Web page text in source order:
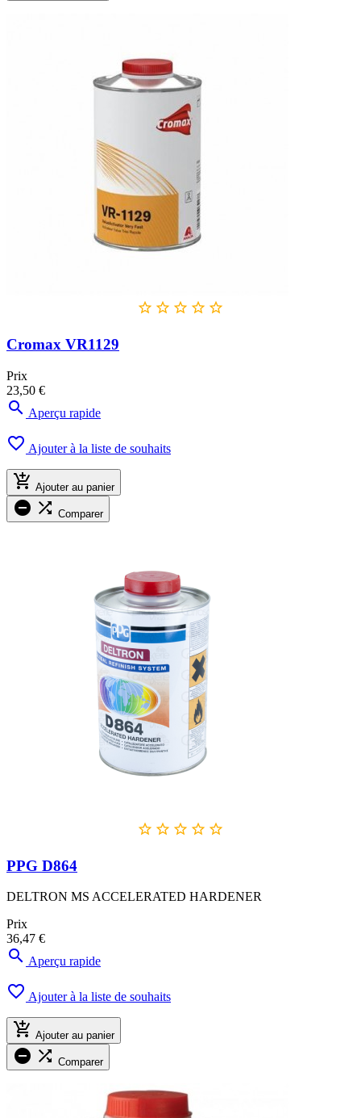
    
Cromax VR1129
Prix
23,50 €
 Aperçu rapide
 Ajouter à la liste de souhaits
 Ajouter au panier
  Comparer
    
PPG D864
DELTRON MS ACCELERATED HARDENER
Prix
36,47 €
 Aperçu rapide
 Ajouter à la liste de souhaits
 Ajouter au panier
  Comparer